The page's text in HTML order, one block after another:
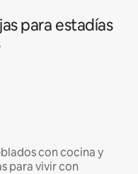
para estadías
con cocina y
para vivir con